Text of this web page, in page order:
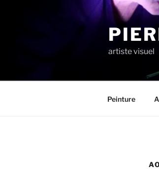
artiste visuel
Peinture